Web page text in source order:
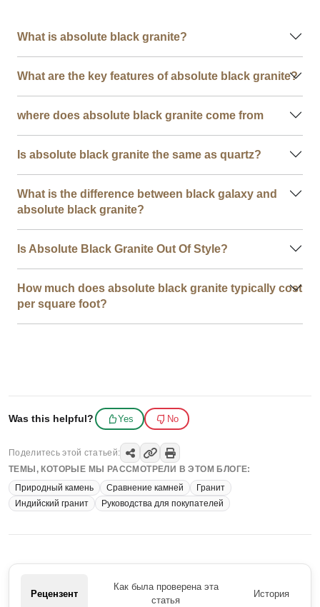
What is absolute black granite?
What are the key features of absolute black granite?
where does absolute black granite come from
Is absolute black granite the same as quartz?
What is the difference between black galaxy and
absolute black granite?
Is Absolute Black Granite Out Of Style?
How much does absolute black granite typically cost
per square foot?
Was this helpful? Yes No
Поделитесь этой статьей:
ТЕМЫ, КОТОРЫЕ МЫ РАССМОТРЕЛИ В ЭТОМ БЛОГЕ:
Природный камень
Сравнение камней
Гранит
Индийский гранит
Руководства для покупателей
Рецензент
Как была проверена эта
статья
История